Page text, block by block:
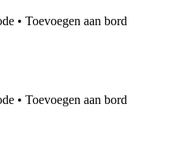
• Toevoegen aan bord
• Toevoegen aan bord